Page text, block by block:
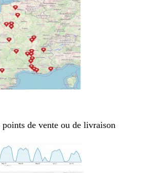
points de vente ou de livraison